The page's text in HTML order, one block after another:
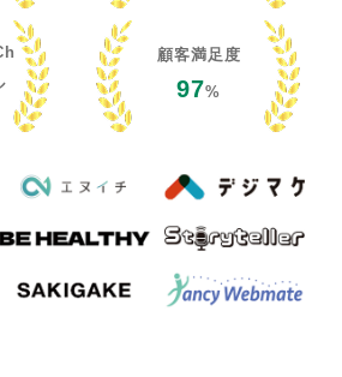
顧客満足度
97%